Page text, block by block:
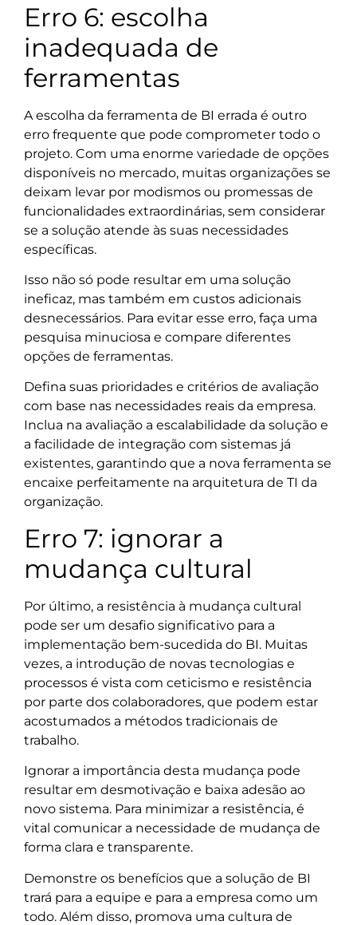
Erro 6: escolha
inadequada de
ferramentas
A escolha da ferramenta de BI errada é outro
erro frequente que pode comprometer todo o
projeto. Com uma enorme variedade de opções
disponíveis no mercado, muitas organizações se
deixam levar por modismos ou promessas de
funcionalidades extraordinárias, sem considerar
se a solução atende às suas necessidades
específicas.
Isso não só pode resultar em uma solução
ineficaz, mas também em custos adicionais
desnecessários. Para evitar esse erro, faça uma
pesquisa minuciosa e compare diferentes
opções de ferramentas.
Defina suas prioridades e critérios de avaliação
com base nas necessidades reais da empresa.
Inclua na avaliação a escalabilidade da solução e
a facilidade de integração com sistemas já
existentes, garantindo que a nova ferramenta se
encaixe perfeitamente na arquitetura de TI da
organização.
Erro 7: ignorar a
mudança cultural
Por último, a resistência à mudança cultural
pode ser um desafio significativo para a
implementação bem-sucedida do BI. Muitas
vezes, a introdução de novas tecnologias e
processos é vista com ceticismo e resistência
por parte dos colaboradores, que podem estar
acostumados a métodos tradicionais de
trabalho.
Ignorar a importância desta mudança pode
resultar em desmotivação e baixa adesão ao
novo sistema. Para minimizar a resistência, é
vital comunicar a necessidade de mudança de
forma clara e transparente.
Demonstre os benefícios que a solução de BI
trará para a equipe e para a empresa como um
todo. Além disso, promova uma cultura de